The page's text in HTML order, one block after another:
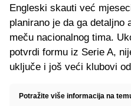
Engleski skauti već
planirano je da ga detaljno
meču nacionalnog tima.
potvrdi formu iz Serie A,
uključe i još veći klubovi
Potražite više informacija na